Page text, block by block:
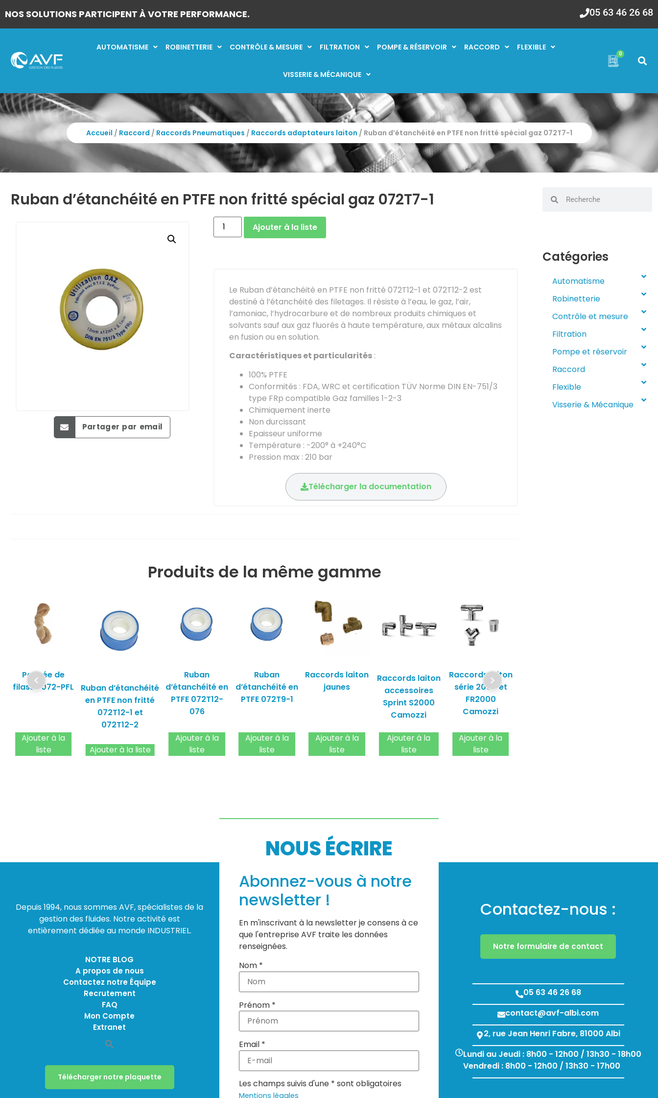
NOS SOLUTIONS PARTICIPENT À VOTRE PERFORMANCE. 05 63 46 26 68
AUTOMATISME ROBINETTERIE CONTRÔLE & MESURE FILTRATION POMPE & RÉSERVOIR RACCORD FLEXIBLE
VISSERIE & MÉCANIQUE
0
Accueil / Raccord / Raccords Pneumatiques / Raccords adaptateurs laiton / Ruban d’étanchéité en PTFE non fritté spécial gaz 072T7-1
Ruban d’étanchéité en PTFE non fritté spécial gaz 072T7-1
Partager par email
Ajouter à la liste
Le Ruban d’étanchéité en PTFE non fritté 072T12-1 et 072T12-2 est
destiné à l’étanchéité des filetages. Il résiste à l’eau, le gaz, l’air,
l’amoniac, l’hydrocarbure et de nombreux produits chimiques et
solvants sauf aux gaz fluorés à haute température, aux métaux alcalins
en fusion ou en solution.
Caractéristiques et particularités :
100% PTFE
Conformités : FDA, WRC et certification TÜV Norme DIN EN-751/3
type FRp compatible Gaz familles 1-2-3
Chimiquement inerte
Non durcissant
Epaisseur uniforme
Température : -200° à +240°C
Pression max : 210 bar
Télécharger la documentation
Produits de la même gamme
Poupée de
filasse 072-PFL
Ajouter à la
liste
Ruban d’étanchéité
en PTFE non fritté
072T12-1 et
072T12-2
Ajouter à la liste
Ruban
d’étanchéité en
PTFE 072T12-
076
Ajouter à la
liste
Ruban
d’étanchéité en
PTFE 072T9-1
Ajouter à la
liste
Raccords laiton
jaunes
Ajouter à la
liste
Raccords laiton
accessoires
Sprint S2000
Camozzi
Ajouter à la
liste
Raccords laiton
série 2000 et
FR2000
Camozzi
Ajouter à la
liste
Catégories
Automatisme
Robinetterie
Contrôle et mesure
Filtration
Pompe et réservoir
Raccord
Flexible
Visserie & Mécanique
Depuis 1994, nous sommes AVF, spécialistes de la
gestion des fluides. Notre activité est
entièrement dédiée au monde INDUSTRIEL.
NOTRE BLOG
A propos de nous
Contactez notre Équipe
Recrutement
FAQ
Mon Compte
Extranet
Télécharger notre plaquette
NOUS ÉCRIRE
Abonnez-vous à notre
newsletter !
En m'inscrivant à la newsletter je consens à ce
que l'entreprise AVF traite les données
renseignées.
Nom *
Prénom *
Email *
Les champs suivis d'une * sont obligatoires
Mentions légales
Contactez-nous :
Notre formulaire de contact
05 63 46 26 68
contact@avf-albi.com
2, rue Jean Henri Fabre, 81000 Albi
Lundi au Jeudi : 8h00 - 12h00 / 13h30 - 18h00
Vendredi : 8h00 - 12h00 / 13h30 - 17h00